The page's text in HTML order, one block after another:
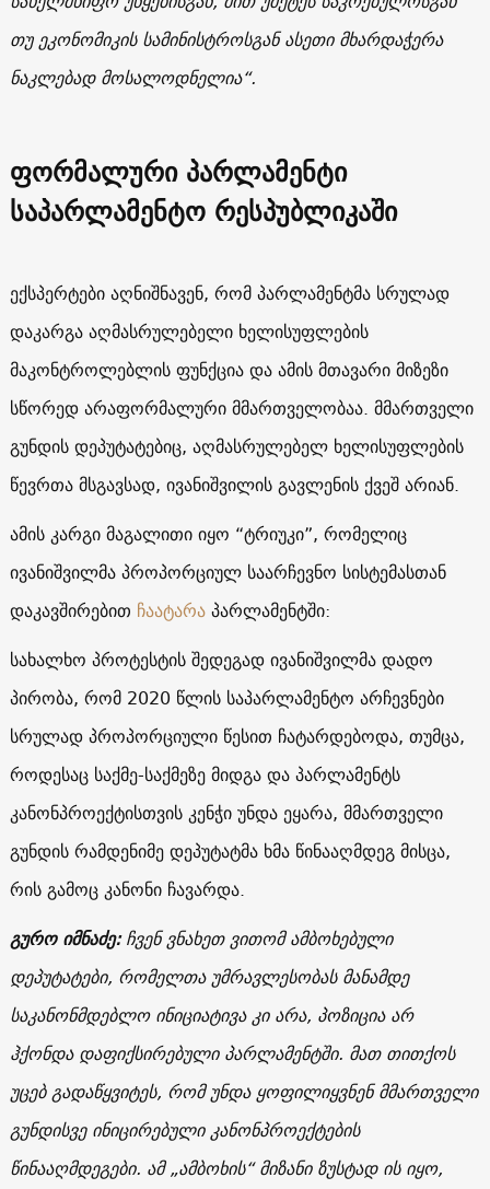
თუ ეკონომიკის სამინისტროსგან ასეთი მხარდაჭერა
ნაკლებად მოსალოდნელია“.
ფორმალური პარლამენტი
საპარლამენტო რესპუბლიკაში
ექსპერტები აღნიშნავენ, რომ პარლამენტმა სრულად
დაკარგა აღმასრულებელი ხელისუფლების
მაკონტროლებლის ფუნქცია და ამის მთავარი მიზეზი
სწორედ არაფორმალური მმართველობაა. მმართველი
გუნდის დეპუტატებიც, აღმასრულებელ ხელისუფლების
წევრთა მსგავსად, ივანიშვილის გავლენის ქვეშ არიან.
ამის კარგი მაგალითი იყო “ტრიუკი”, რომელიც
ივანიშვილმა პროპორციულ საარჩევნო სისტემასთან
დაკავშირებით ჩაატარაპარლამენტში:
სახალხო პროტესტის შედეგად ივანიშვილმა დადო
პირობა, რომ 2020 წლის საპარლამენტო არჩევნები
სრულად პროპორციული წესით ჩატარდებოდა, თუმცა,
როდესაც საქმე-საქმეზე მიდგა და პარლამენტს
კანონპროექტისთვის კენჭი უნდა ეყარა, მმართველი
გუნდის რამდენიმე დეპუტატმა ხმა წინააღმდეგ მისცა,
რის გამოც კანონი ჩავარდა.
გურო იმნაძე:ჩვენ ვნახეთ ვითომ ამბოხებული
დეპუტატები, რომელთა უმრავლესობას მანამდე
საკანონმდებლო ინიციატივა კი არა, პოზიცია არ
ჰქონდა დაფიქსირებული პარლამენტში. მათ თითქოს
უცებ გადაწყვიტეს, რომ უნდა ყოფილიყვნენ მმართველი
გუნდისვე ინიცირებული კანონპროექტების
წინააღმდეგები. ამ „ამბოხის“ მიზანი ზუსტად ის იყო,